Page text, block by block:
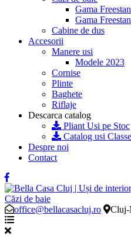
Gama
Gama
Cabine de dus
Accesorii
Manere usi
Modele 2023
Cornise
Plinte
Baghete
Riflaje
Descarca catalog
Pliant Usi pe Stoc
Catalog usi
Despre noi
Contact
office@bellacasacluj.ro Cluj-